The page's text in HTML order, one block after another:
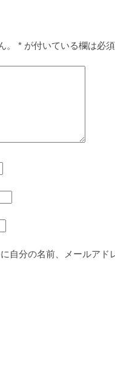
。 * が付いている欄は必
自分の名前、メールアド